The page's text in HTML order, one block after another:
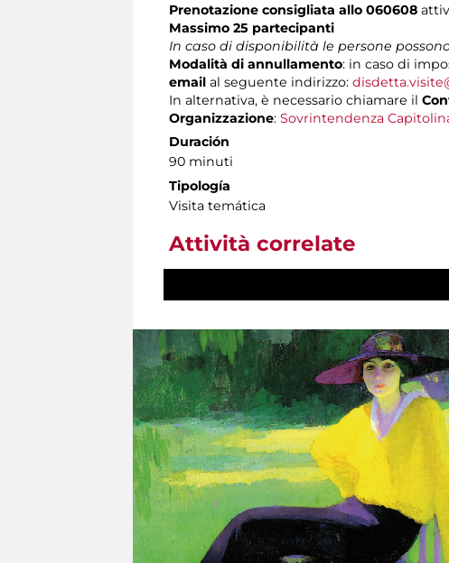
Prenotazione consigliata allo 060608
Massimo 25 partecipanti
In caso di disponibilità le persone
Modalità di annullamento: in caso di
email al seguente indirizzo:
In alternativa, è necessario chiamare il
Organizzazione: Sovrintendenza
Duración
90 minuti
Tipología
Visita temática
Attività correlate